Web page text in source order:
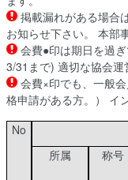
掲載漏れがある場合
お知らせ下さい。 本部
会費●印は期日を過
3/31まで) 適切な協会運
会費×印でも、一般
格申請がある方。） イ
No
所属
称号